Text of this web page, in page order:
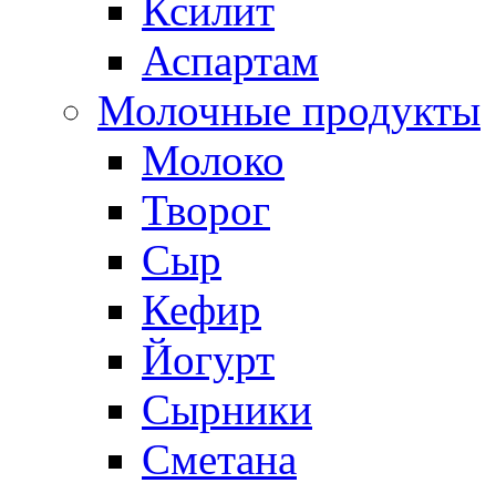
Ксилит
Аспартам
Молочные продукты
Молоко
Творог
Сыр
Кефир
Йогурт
Сырники
Сметана